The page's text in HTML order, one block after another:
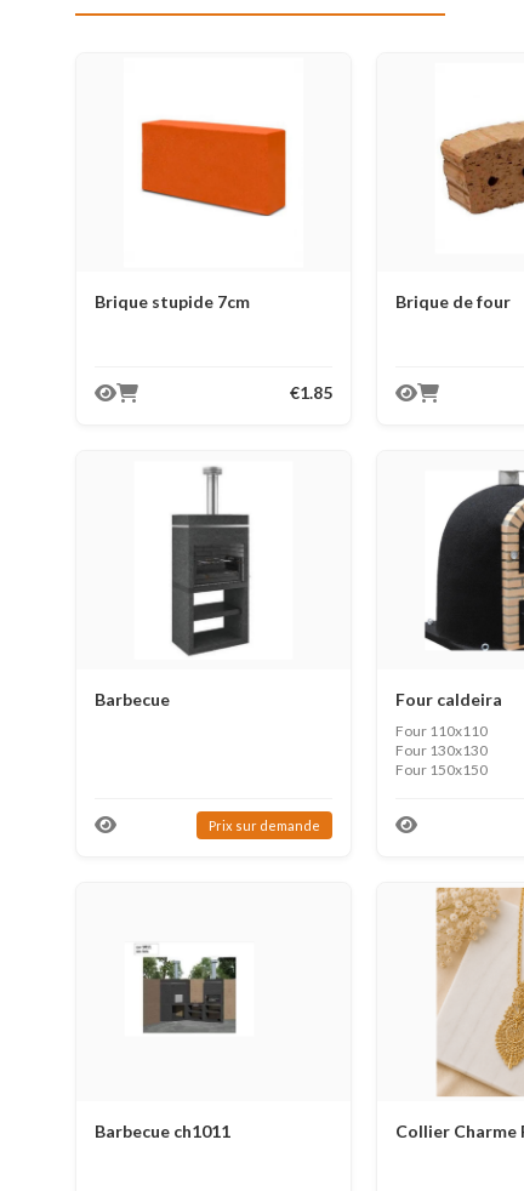
Brique stupide 7cm
€1.85
Brique de four
Barbecue
Prix ​​sur demande
Four caldeira
Four 110x110
Four 130x130
Four 150x150
Barbecue ch1011 Collier Charme